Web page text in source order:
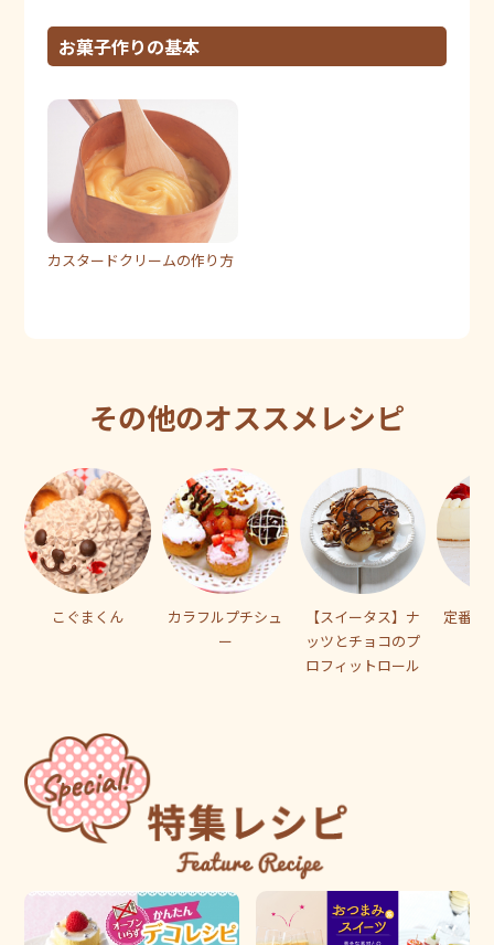
お菓子作りの基本
カスタードクリームの作り方
その他のオススメレシピ
こぐまくん
カラフルプチシュ
ー
【スイータス】ナ
ッツとチョコのプ
ロフィットロール
定番！